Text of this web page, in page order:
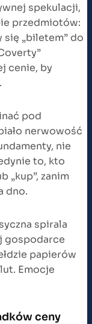
spekulacji,
przedmiotów:
„biletem” do
cenie, by
pod
nerwowość
nie
to, kto
„kup”, zanim
dno.
spirala
gospodarce
papierów
Emocje
ceny